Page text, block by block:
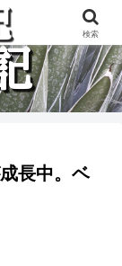
。
長中。ベ
検索